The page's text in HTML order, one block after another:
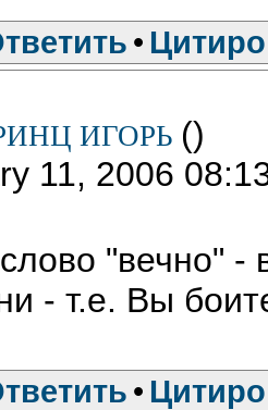
•
ИГОРЬ ()
11, 2006
"вечно"
- т.е. Вы
•